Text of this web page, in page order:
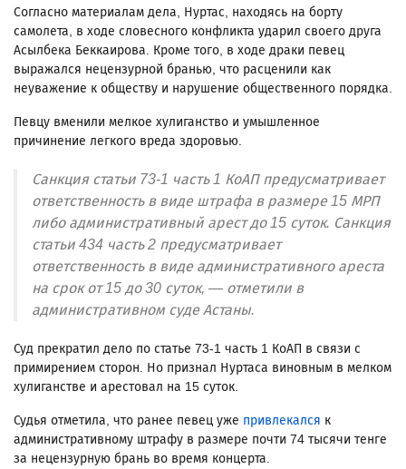
Согласно материалам дела, Нуртас, находясь на борту
самолета, в ходе словесного конфликта ударил своего друга
Асылбека Беккаирова. Кроме того, в ходе драки певец
выражался нецензурной бранью, что расценили как
неуважение к обществу и нарушение общественного порядка.
Певцу вменили мелкое хулиганство и умышленное
причинение легкого вреда здоровью.
Санкция статьи 73-1 часть 1 КоАП предусматривает
ответственность в виде штрафа в размере 15 МРП
либо административный арест до 15 суток. Санкция
статьи 434 часть 2 предусматривает
ответственность в виде административного ареста
на срок от 15 до 30 суток, — отметили в
административном суде Астаны.
Суд прекратил дело по статье 73-1 часть 1 КоАП в связи с
примирением сторон. Но признал Нуртаса виновным в мелком
хулиганстве и арестовал на 15 суток.
Судья отметила, что ранее певец уже привлекался к
административному штрафу в размере почти 74 тысячи тенге
за нецензурную брань во время концерта.